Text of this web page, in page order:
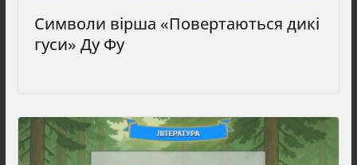
Символи вірша «Повертаються дикі
гуси» Ду Фу